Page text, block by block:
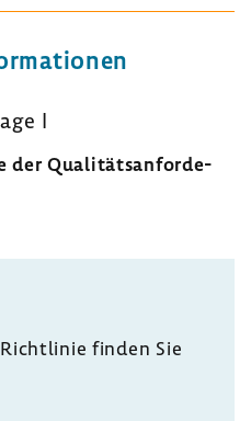
I
der Quali­täts­an­for­de­
finden Sie